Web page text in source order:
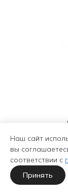
Наш сайт
вы
соответствии с
Принять